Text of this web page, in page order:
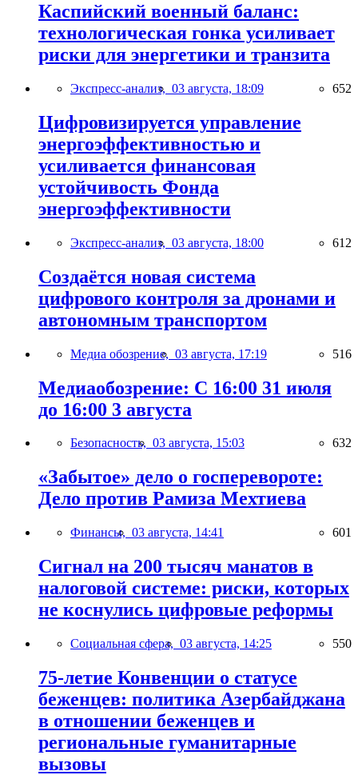
Каспийский военный баланс:
технологическая гонка усиливает
риски для энергетики и транзита
Экспресс-анализ, 03 августа, 18:09 652
Цифровизируется управление
энергоэффективностью и
усиливается финансовая
устойчивость Фонда
энергоэффективности
Экспресс-анализ, 03 августа, 18:00 612
Создаётся новая система
цифрового контроля за дронами и
автономным транспортом
Медиа обозрение, 03 августа, 17:19 516
Медиаобозрение: С 16:00 31 июля
до 16:00 3 августа
Безопасность, 03 августа, 15:03 632
«Забытое» дело о госперевороте:
Дело против Рамиза Мехтиева
Финансы, 03 августа, 14:41 601
Сигнал на 200 тысяч манатов в
налоговой системе: риски, которых
не коснулись цифровые реформы
Социальная сфера, 03 августа, 14:25 550
75-летие Конвенции о статусе
беженцев: политика Азербайджана
в отношении беженцев и
региональные гуманитарные
вызовы